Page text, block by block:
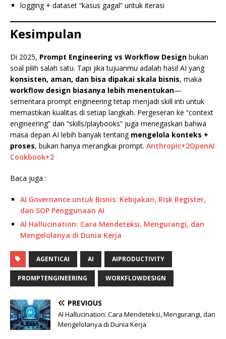
logging + dataset “kasus gagal” untuk iterasi
Kesimpulan
Di 2025, Prompt Engineering vs Workflow Design bukan
soal pilih salah satu. Tapi jika tujuanmu adalah hasil AI yang
konsisten, aman, dan bisa dipakai skala bisnis, maka
workflow design biasanya lebih menentukan—
sementara prompt engineering tetap menjadi skill inti untuk
memastikan kualitas di setiap langkah. Pergeseran ke “context
engineering” dan “skills/playbooks” juga menegaskan bahwa
masa depan AI lebih banyak tentang mengelola konteks +
proses, bukan hanya merangkai prompt. Anthropic+2OpenAI
Cookbook+2
Baca juga :
AI Governance untuk Bisnis: Kebijakan, Risk Register,
dan SOP Penggunaan AI
AI Hallucination: Cara Mendeteksi, Mengurangi, dan
Mengelolanya di Dunia Kerja
AGENTICAI AI AIPRODUCTIVITY
PROMPTENGINEERING WORKFLOWDESIGN
PREVIOUS
AI Hallucination: Cara Mendeteksi, Mengurangi, dan
Mengelolanya di Dunia Kerja